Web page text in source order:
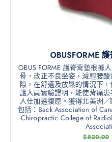
OBUSFORME
OBUS FORME 護脊背墊根據
骨，改正不良坐姿，減輕腰
隙，在舒適及放鬆的情況下
護人員實驗證明，能使背痛
人仕加速復原。獲得北美洲
包括：Back Association of
Chiropractic College of
$820.00